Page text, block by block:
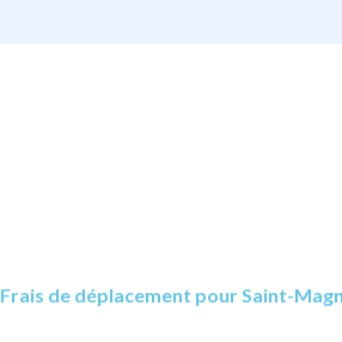
Frais de déplacement pour Saint-